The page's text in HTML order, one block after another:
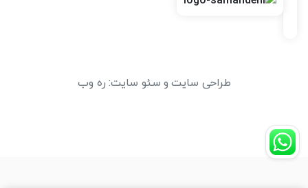
طراحی سایت و سئو سایت: ره وب